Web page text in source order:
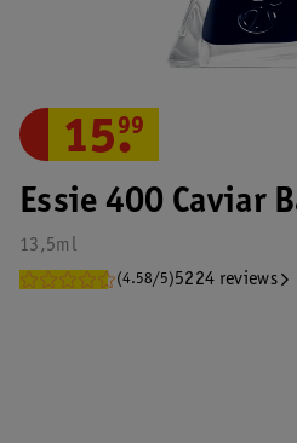
Essie 400 Caviar
13,5ml
(4.58/5)5224 reviews
15.
99